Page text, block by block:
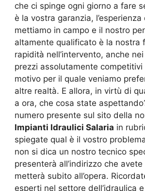
che ci spinge ogni giorno a fare
è la vostra garanzia,
mettiamo in campo e il nostro
altamente qualificato è la nostra
rapidità nell’intervento, anche
prezzi assolutamente competitivi
motivo per il quale veniamo
altre realtà. E allora, in virtù di
a ora, che cosa state
numero presente sul sito della
Impianti Idraulici Salaria in
spiegate qual è il vostro
non si dica un nostro tecnico
presenterà all’indirizzo che
metterà subito all’opera.
esperti nel settore dell’idraulica